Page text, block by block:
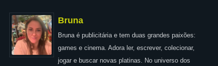
Bruna
Bruna é publicitária e tem duas grandes paixões:
games e cinema. Adora ler, escrever, colecionar,
jogar e buscar novas platinas. No universo dos